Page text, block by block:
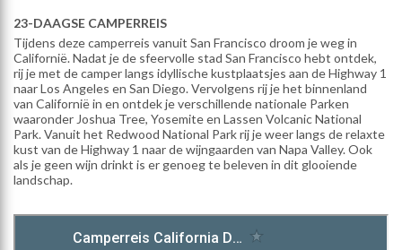
23-DAAGSE CAMPERREIS
Tijdens deze camperreis vanuit San Francisco droom je weg in
Californië. Nadat je de sfeervolle stad San Francisco hebt ontdek,
rij je met de camper langs idyllische kustplaatsjes aan de Highway 1
naar Los Angeles en San Diego. Vervolgens rij je het binnenland
van Californië in en ontdek je verschillende nationale Parken
waaronder Joshua Tree, Yosemite en Lassen Volcanic National
Park. Vanuit het Redwood National Park rij je weer langs de relaxte
kust van de Highway 1 naar de wijngaarden van Napa Valley. Ook
als je geen wijn drinkt is er genoeg te beleven in dit glooiende
landschap.